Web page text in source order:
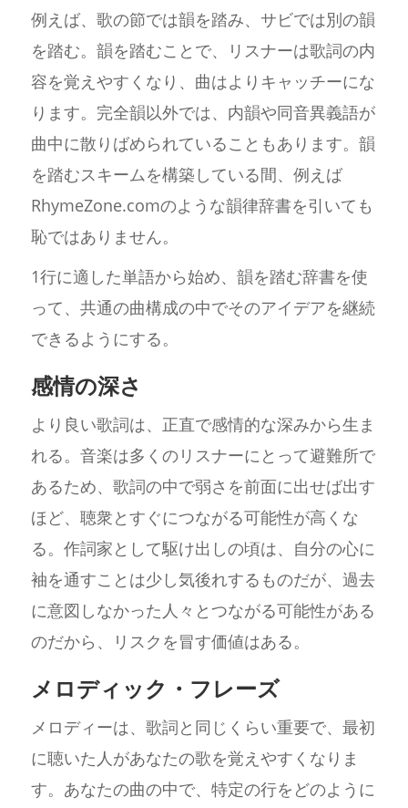
例えば、歌の節では韻を踏み、サビでは別の韻
を踏む。韻を踏むことで、リスナーは歌詞の内
容を覚えやすくなり、曲はよりキャッチーにな
ります。完全韻以外では、内韻や同音異義語が
曲中に散りばめられていることもあります。韻
を踏むスキームを構築している間、例えば
RhymeZone.comのような韻律辞書を引いても
恥ではありません。
1行に適した単語から始め、韻を踏む辞書を使
って、共通の曲構成の中でそのアイデアを継続
できるようにする。
感情の深さ
より良い歌詞は、正直で感情的な深みから生ま
れる。音楽は多くのリスナーにとって避難所で
あるため、歌詞の中で弱さを前面に出せば出す
ほど、聴衆とすぐにつながる可能性が高くな
る。作詞家として駆け出しの頃は、自分の心に
袖を通すことは少し気後れするものだが、過去
に意図しなかった人々とつながる可能性がある
のだから、リスクを冒す価値はある。
メロディック・フレーズ
メロディーは、歌詞と同じくらい重要で、最初
に聴いた人があなたの歌を覚えやすくなりま
す。あなたの曲の中で、特定の行をどのように